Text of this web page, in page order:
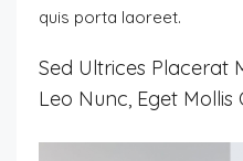
quis porta laoreet.
Sed Ultrices Placerat
Leo Nunc, Eget Mollis